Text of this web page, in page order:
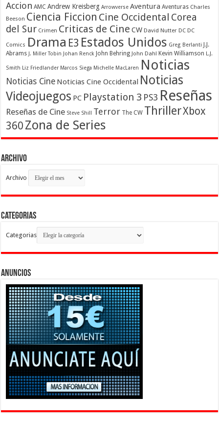
Accion AMC Andrew Kreisberg Arrowverse Aventura Aventuras Charles
Beeson Ciencia Ficcion Cine Occidental Corea
del Sur Crimen Criticas de Cine CW David Nutter DC DC
Comics Drama E3 Estados Unidos Greg Berlanti
J.J.
Abrams J. Miller Tobin Johan Renck John Behring John Dahl Kevin Williamson L.J.
Smith Liz Friedlander Marcos Siega Michelle MacLaren Noticias
Noticias Cine Noticias Cine Occidental Noticias
Videojuegos PC Playstation 3 PS3 Reseñas
Reseñas de Cine Steve Shill Terror The CW ThrillerXbox
360 Zona de Series
Archivo
Archivo
Categorias
Categorias
Anuncios